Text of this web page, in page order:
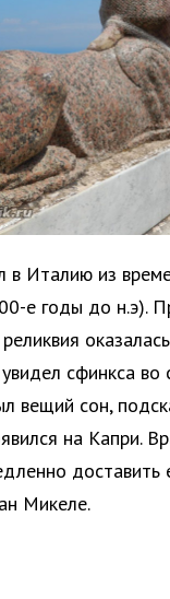
в Италию из
е годы до н.э).
сфинкса во
вещий сон,
на Капри.
доставить
Микеле.